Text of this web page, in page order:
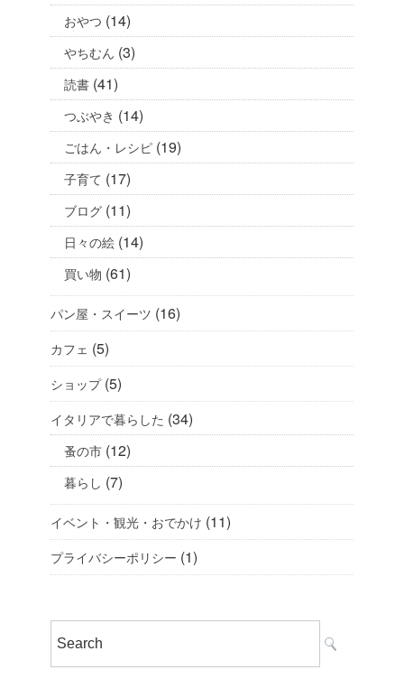
おやつ (14)
やちむん (3)
読書 (41)
つぶやき (14)
ごはん・レシピ (19)
子育て (17)
ブログ (11)
日々の絵 (14)
買い物 (61)
パン屋・スイーツ (16)
カフェ (5)
ショップ(5)
イタリアで暮らした (34)
蚤の市 (12)
暮らし (7)
イベント・観光・おでかけ (11)
プライバシーポリシー (1)